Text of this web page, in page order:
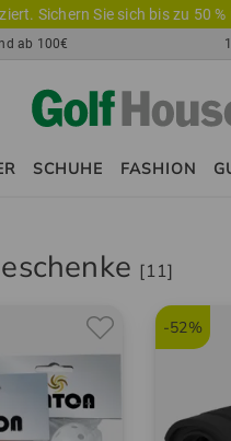
Sichern Sie sich bis zu 50 %
ab 100€
SCHUHE FASHION
[11]
-52%